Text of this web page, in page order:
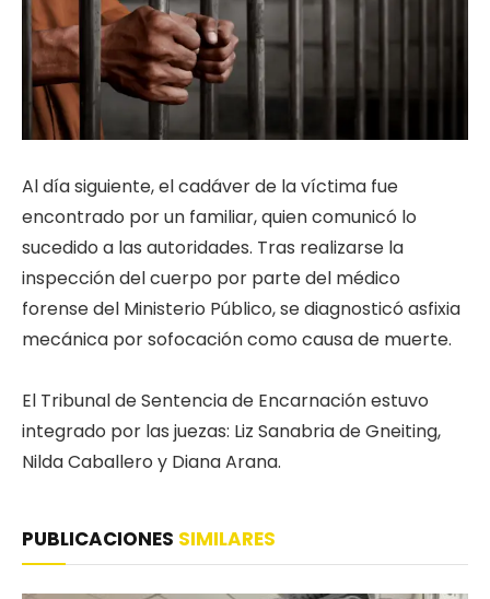
Al día siguiente, el cadáver de la víctima fue
encontrado por un familiar, quien comunicó lo
sucedido a las autoridades. Tras realizarse la
inspección del cuerpo por parte del médico
forense del Ministerio Público, se diagnosticó asfixia
mecánica por sofocación como causa de muerte.
El Tribunal de Sentencia de Encarnación estuvo
integrado por las juezas: Liz Sanabria de Gneiting,
Nilda Caballero y Diana Arana.
PUBLICACIONES SIMILARES